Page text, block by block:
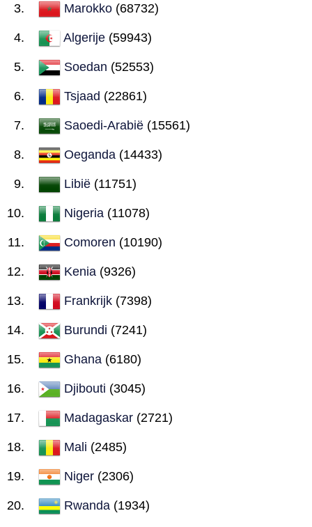
Marokko (68732)
Algerije (59943)
Soedan (52553)
Tsjaad (22861)
Saoedi-Arabië (15561)
Oeganda (14433)
Libië (11751)
Nigeria (11078)
Comoren (10190)
Kenia (9326)
Frankrijk (7398)
Burundi (7241)
Ghana (6180)
Djibouti (3045)
Madagaskar (2721)
Mali (2485)
Niger (2306)
Rwanda (1934)